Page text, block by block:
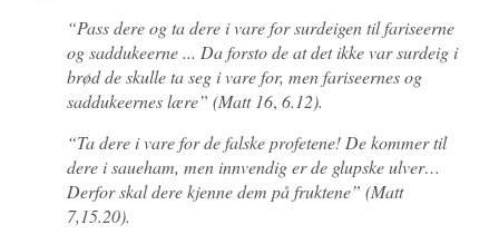
“Pass dere og ta dere i vare for surdeigen til fariseerne
og saddukeerne... Da forsto de at det ikke var surdeig i
brød de skulle ta seg i vare for, men fariseernes og
saddukeernes lære” (Matt 16, 6.12).
“Ta dere i vare for de falske profetene! De kommer til
dere i saueham, men innvendig er de glupske ulver…
Derfor skal dere kjenne dem på fruktene” (Matt
7,15.20).